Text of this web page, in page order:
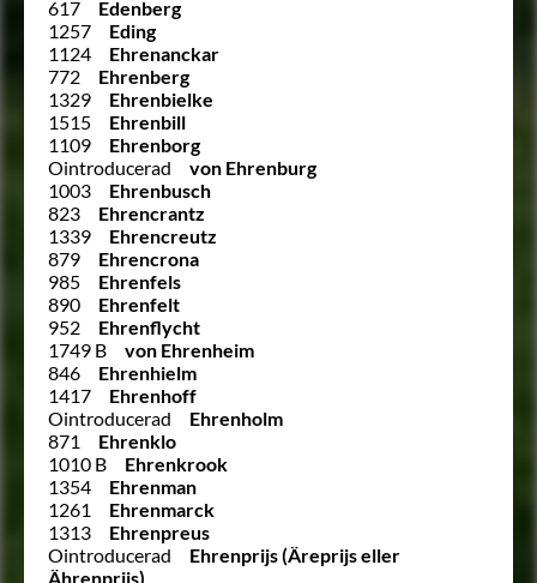
617
Edenberg
1257
Eding
1124
Ehrenanckar
772
Ehrenberg
1329
Ehrenbielke
1515
Ehrenbill
1109
Ehrenborg
Ointroducerad
von Ehrenburg
1003
Ehrenbusch
823
Ehrencrantz
1339
Ehrencreutz
879
Ehrencrona
985
Ehrenfels
890
Ehrenfelt
952
Ehrenflycht
1749 B
von Ehrenheim
846
Ehrenhielm
1417
Ehrenhoff
Ointroducerad
Ehrenholm
871
Ehrenklo
1010 B
Ehrenkrook
1354
Ehrenman
1261
Ehrenmarck
1313
Ehrenpreus
Ointroducerad
Ehrenprijs (Äreprijs eller
Ährenprijs)